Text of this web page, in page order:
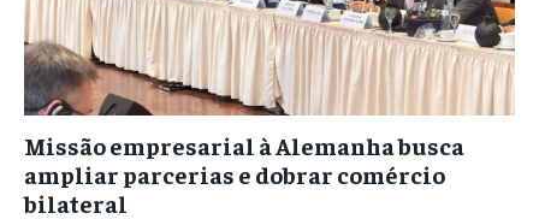
Missão empresarial à Alemanha busca
ampliar parcerias e dobrar comércio
bilateral